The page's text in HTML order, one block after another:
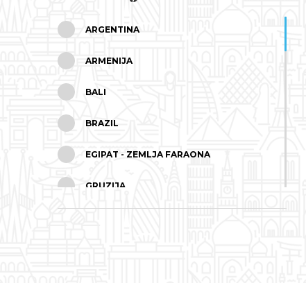
ARGENTINA
ARMENIJA
BALI
BRAZIL
EGIPAT - ZEMLJA FARAONA
GRUZIJA